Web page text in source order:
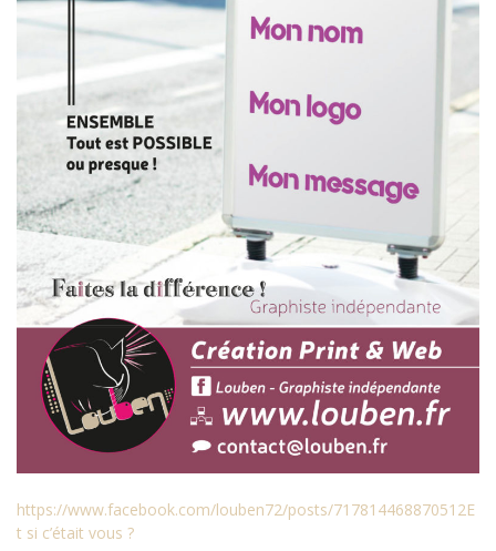
https://www.facebook.com/louben72/posts/717814468870512E
t si c’était vous ?